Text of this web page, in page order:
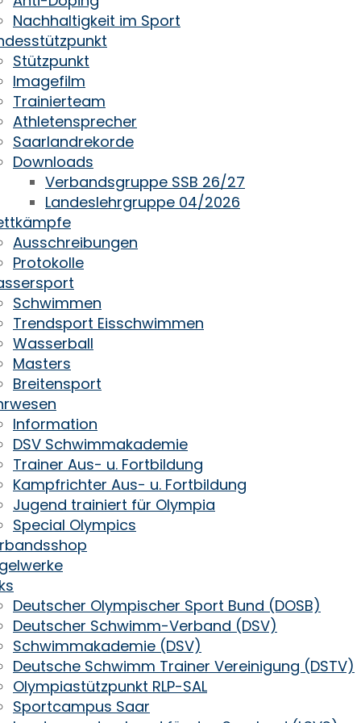
Nachhaltigkeit im Sport
Stützpunkt
Imagefilm
Trainierteam
Athletensprecher
Saarlandrekorde
Downloads
Verbandsgruppe SSB 26/27
Landeslehrgruppe 04/2026
Ausschreibungen
Protokolle
Schwimmen
Trendsport Eisschwimmen
Wasserball
Masters
Breitensport
Information
DSV Schwimmakademie
Trainer Aus- u. Fortbildung
Kampfrichter Aus- u. Fortbildung
Jugend trainiert für Olympia
Special Olympics
Deutscher Olympischer Sport Bund (DOSB)
Deutscher Schwimm-Verband (DSV)
Schwimmakademie (DSV)
Deutsche Schwimm Trainer Vereinigung (DSTV)
Olympiastützpunkt RLP-SAL
Sportcampus Saar